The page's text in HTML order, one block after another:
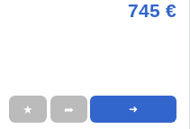
745 €
★ ➦ ➜